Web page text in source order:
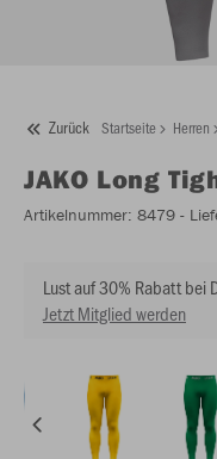
Zurück Startseite Herren
JAKO Long
Artikelnummer: 8479 -
Lust auf 30% Rabatt bei
Jetzt Mitglied werden